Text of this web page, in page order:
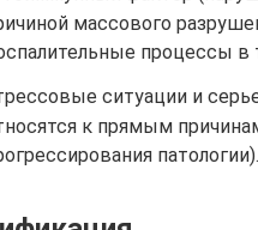
массового
процессы в
ситуации и
к прямым
патологии).